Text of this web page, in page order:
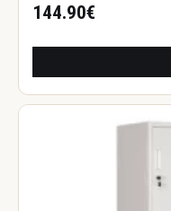
144.90€